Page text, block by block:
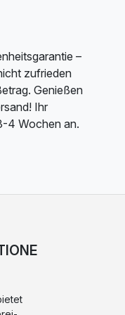
–
zufrieden
Genießen
Ihr
4 Wochen an.